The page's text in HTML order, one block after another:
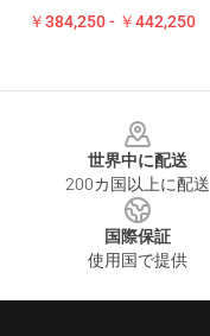
￥384,250 - ￥442,250
世界中に配送
200カ国以上に配送
国際保証
使用国で提供